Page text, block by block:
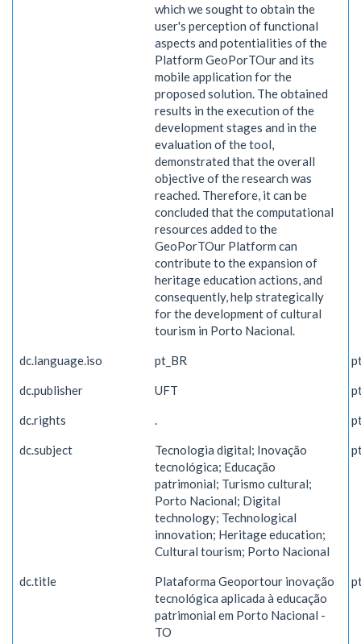
which we sought to obtain the
user's perception of functional
aspects and potentialities of the
Platform GeoPorTOur and its
mobile application for the
proposed solution. The obtained
results in the execution of the
development stages and in the
evaluation of the tool,
demonstrated that the overall
objective of the research was
reached. Therefore, it can be
concluded that the computational
resources added to the
GeoPorTOur Platform can
contribute to the expansion of
heritage education actions, and
consequently, help strategically
for the development of cultural
tourism in Porto Nacional.
dc.language.iso pt_BR
dc.publisher UFT
dc.rights .
dc.subject
Tecnologia digital; Inovação
tecnológica; Educação
patrimonial; Turismo cultural;
Porto Nacional; Digital
technology; Technological
innovation; Heritage education;
Cultural tourism; Porto Nacional
dc.title
Plataforma Geoportour inovação
tecnológica aplicada à educação
patrimonial em Porto Nacional -
TO